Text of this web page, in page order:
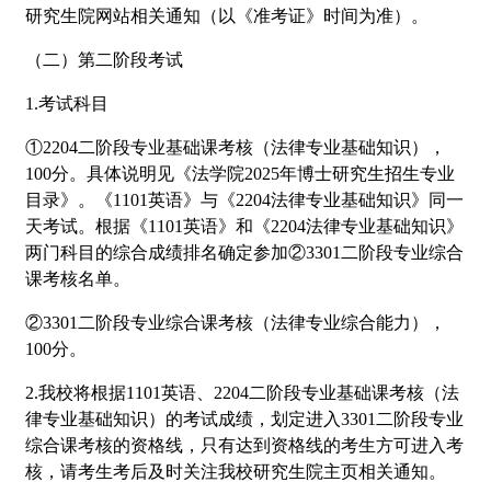
研究生院网站相关通知（以《准考证》时间为准）。
（二）第二阶段考试
1.考试科目
①2204二阶段专业基础课考核（法律专业基础知识），
100分。具体说明见《法学院2025年博士研究生招生专业
目录》。《1101英语》与《2204法律专业基础知识》同一
天考试。根据《1101英语》和《2204法律专业基础知识》
两门科目的综合成绩排名确定参加②3301二阶段专业综合
课考核名单。
②3301二阶段专业综合课考核（法律专业综合能力），
100分。
2.我校将根据1101英语、2204二阶段专业基础课考核（法
律专业基础知识）的考试成绩，划定进入3301二阶段专业
综合课考核的资格线，只有达到资格线的考生方可进入考
核，请考生考后及时关注我校研究生院主页相关通知。